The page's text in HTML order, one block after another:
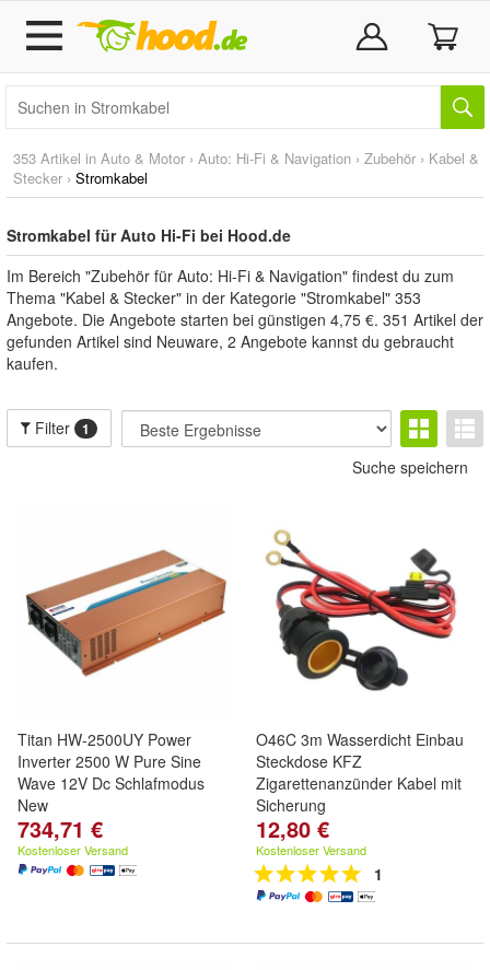
353 Artikel in Auto & Motor › Auto: Hi-Fi & Navigation › Zubehör › Kabel &
Stecker › Stromkabel
Stromkabel für Auto Hi-Fi bei Hood.de
Im Bereich "Zubehör für Auto: Hi-Fi & Navigation" findest du zum
Thema "Kabel & Stecker" in der Kategorie "Stromkabel" 353
Angebote. Die Angebote starten bei günstigen 4,75 €. 351 Artikel der
gefunden Artikel sind Neuware, 2 Angebote kannst du gebraucht
kaufen.
Filter 1
Suche speichern
Titan HW-2500UY Power
Inverter 2500 W Pure Sine
Wave 12V Dc Schlafmodus
New
734,71 €
Kostenloser Versand
O46C 3m Wasserdicht Einbau
Steckdose KFZ
Zigarettenanzünder Kabel mit
Sicherung
12,80 €
Kostenloser Versand
1